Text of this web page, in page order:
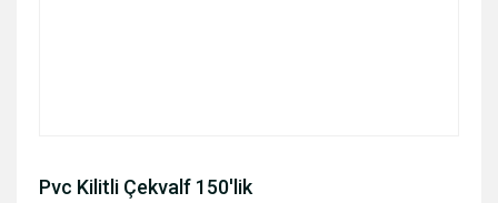
Pvc Kilitli Çekvalf 150'lik